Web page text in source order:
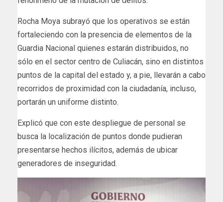
Rocha Moya subrayó que los operativos se están
fortaleciendo con la presencia de elementos de la
Guardia Nacional quienes estarán distribuidos, no
sólo en el sector centro de Culiacán, sino en distintos
puntos de la capital del estado y, a pie, llevarán a cabo
recorridos de proximidad con la ciudadanía, incluso,
portarán un uniforme distinto.
Explicó que con este despliegue de personal se
busca la localización de puntos donde pudieran
presentarse hechos ilícitos, además de ubicar
generadores de inseguridad.